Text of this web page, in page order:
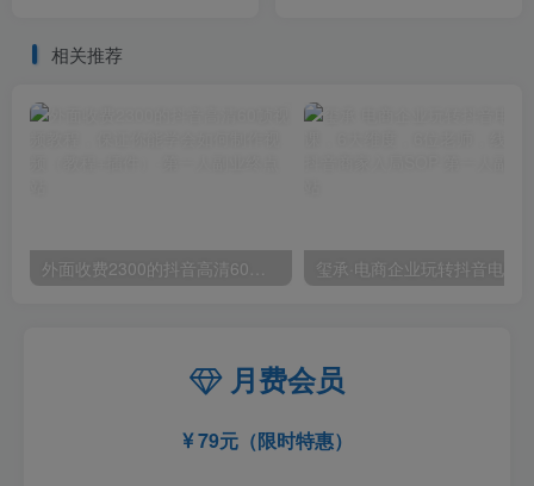
相关推荐
月费会员
79元（限时特惠）